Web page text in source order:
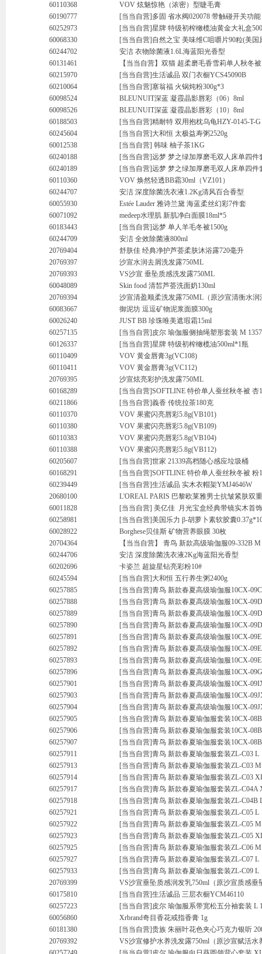
60110368
VOV 炫魅惊艳（浓密）型睫毛膏
60190777
[当当自营]多固 省水阀020078 带触碰开关功能
60252973
[当当自营]星牌 特级初榨橄榄油黄金大礼盒
60068330
[当当自营]自然之宝 美味维C咀嚼片90粒(美国
60244702
安洁 衣物除菌液1.6L海蓝阳光香型
60131461
【当当自营】双猫 超柔磨毛香雪莉单人秋冬
60215970
[当当自营]生活诚品 双门衣橱YCS45090B
60210064
[当当自营]塞翁福 火锅炖粉300g*3
60098524
BLEUNUIT深蓝 凝霞晶影唇彩（06）8ml
60098526
BLEUNUIT深蓝 凝霞晶影唇彩（10）8ml
60188503
[当当自营]精耐特 双用抱枕乌龟HZY-0145-T-
60245604
[当当自营]大和恒 太极益寿粥2520g
60012538
[当当自营] 韩味 柚子茶1KG
60240188
[当当自营]远梦 梦之绿加厚磨毛双人床单四件
60240189
[当当自营]远梦 梦之绿加厚磨毛双人床单四件
60110360
VOV 焕然轻透BB霜30ml（VZ101）
60244707
安洁 深度除菌洗衣液1.2Kg清风百合香型
60055930
Estée Lauder 雅诗兰黛 海蓝柔丝幻彩7件套
60071092
medeep水理肌 新肌净白面膜18ml*5
60183443
[当当自营]远梦 单人羊毛冬被1500g
60244709
安洁 全效除菌液800ml
20769404
舒肤佳 经典净护芦荟柔肤沐浴露720毫升
20769397
沙宣水润去屑洗发露750ML
20769393
VS沙宣 垂坠质感洗发露750ML
60048089
Skin food 清皙芦荟洗面奶130ml
20769394
沙宣清盈顺柔洗发露750ML（原沙宣清衡水润
60083667
御泥坊 逗逗矿物泥浆面膜300g
60026240
JUST BB 珍珠唯美遮瑕霜15ml
60257135
[当当自营]皮尔 瑜伽服侧抽绳塑形套装 M
60126337
[当当自营]星牌 特级初榨橄榄油500ml*1瓶
60110409
VOV 黄金唇膏3g(VC108)
60110411
VOV 黄金唇膏3g(VC112)
20769395
沙宣炫亮彩护洗发露750ML
60168289
[当当自营]SOFTLINE 特价单人蚕丝秋冬被 杏
60211866
[当当自营]義香 传统拉茶180克
60110370
VOV 果蜜闪亮唇彩5.8g(VB101)
60110380
VOV 果蜜闪亮唇彩5.8g(VB109)
60110383
VOV 果蜜闪亮唇彩5.8g(VB104)
60110388
VOV 果蜜闪亮唇彩5.8g(VB112)
60205607
[当当自营]世家 21339高档随心感应垃圾桶
60168291
[当当自营]SOFTLINE 特价单人蚕丝秋冬被 粉
60239449
[当当自营]生活诚品 实木衣帽架YMJ4646W
20680100
L'OREAL PARIS 巴黎欧莱雅男士抗皱紧肤双
60011828
[当当自营] 美亿佳 月光宝盒经典带镜实木首
60258981
[当当自营]美国乐力 β-胡萝卜素软胶囊
60028922
Borghese贝佳斯 矿物营养眼膜 30枚
20704364
【当当自营】 青鸟 新款高级瑜伽服09-332B M
60244706
安洁 深度除菌洗衣液2Kg海蓝阳光香型
60202696
卡姿兰 超旋星钻亮彩粉10#
60245594
[当当自营]大和恒 五行养生粥2400g
60257885
[当当自营]青鸟 新款春夏高级瑜伽服10CX-
60257888
[当当自营]青鸟 新款春夏高级瑜伽服10CX-
60257889
[当当自营]青鸟 新款春夏高级瑜伽服10CX-
60257890
[当当自营]青鸟 新款春夏高级瑜伽服10CX-
60257891
[当当自营]青鸟 新款春夏高级瑜伽服10CX-
60257892
[当当自营]青鸟 新款春夏高级瑜伽服10CX-
60257893
[当当自营]青鸟 新款春夏高级瑜伽服10CX-
60257896
[当当自营]青鸟 新款春夏高级瑜伽服10CX-
60257901
[当当自营]青鸟 新款春夏高级瑜伽服10CX-
60257903
[当当自营]青鸟 新款春夏高级瑜伽服10CX-
60257904
[当当自营]青鸟 新款春夏高级瑜伽服10CX-
60257905
[当当自营]青鸟 新款春夏瑜伽服套装10CX-
60257906
[当当自营]青鸟 新款春夏瑜伽服套装10CX-
60257907
[当当自营]青鸟 新款春夏瑜伽服套装10CX-
60257911
[当当自营]青鸟 新款春夏瑜伽服套装ZL-C03 L
60257913
[当当自营]青鸟 新款春夏瑜伽服套装ZL-C03 M
60257914
[当当自营]青鸟 新款春夏瑜伽服套装ZL-C03
60257917
[当当自营]青鸟 新款春夏瑜伽服套装ZL-C04A
60257918
[当当自营]青鸟 新款春夏瑜伽服套装ZL-C04B
60257921
[当当自营]青鸟 新款春夏瑜伽服套装ZL-C05 L
60257922
[当当自营]青鸟 新款春夏瑜伽服套装ZL-C05 M
60257923
[当当自营]青鸟 新款春夏瑜伽服套装ZL-C05
60257925
[当当自营]青鸟 新款春夏瑜伽服套装ZL-C06 M
60257927
[当当自营]青鸟 新款春夏瑜伽服套装ZL-C07 L
60257933
[当当自营]青鸟 新款春夏瑜伽服套装ZL-C09 L
20769399
VS沙宣垂坠质感润发乳750ml（原沙宣质感垂
60175810
[当当自营]生活诚品 三层衣橱YCM46110
60257223
[当当自营]皮尔 瑜伽服系带宽松五分袖套装 L
60056860
Xrbrand奇目香花戒指香膏 1g
60181380
[当当自营]贵族 朱丽叶花色夹心巧克力银听
20769392
VS沙宣修护水养洗发露750ml（原沙宣赋活水